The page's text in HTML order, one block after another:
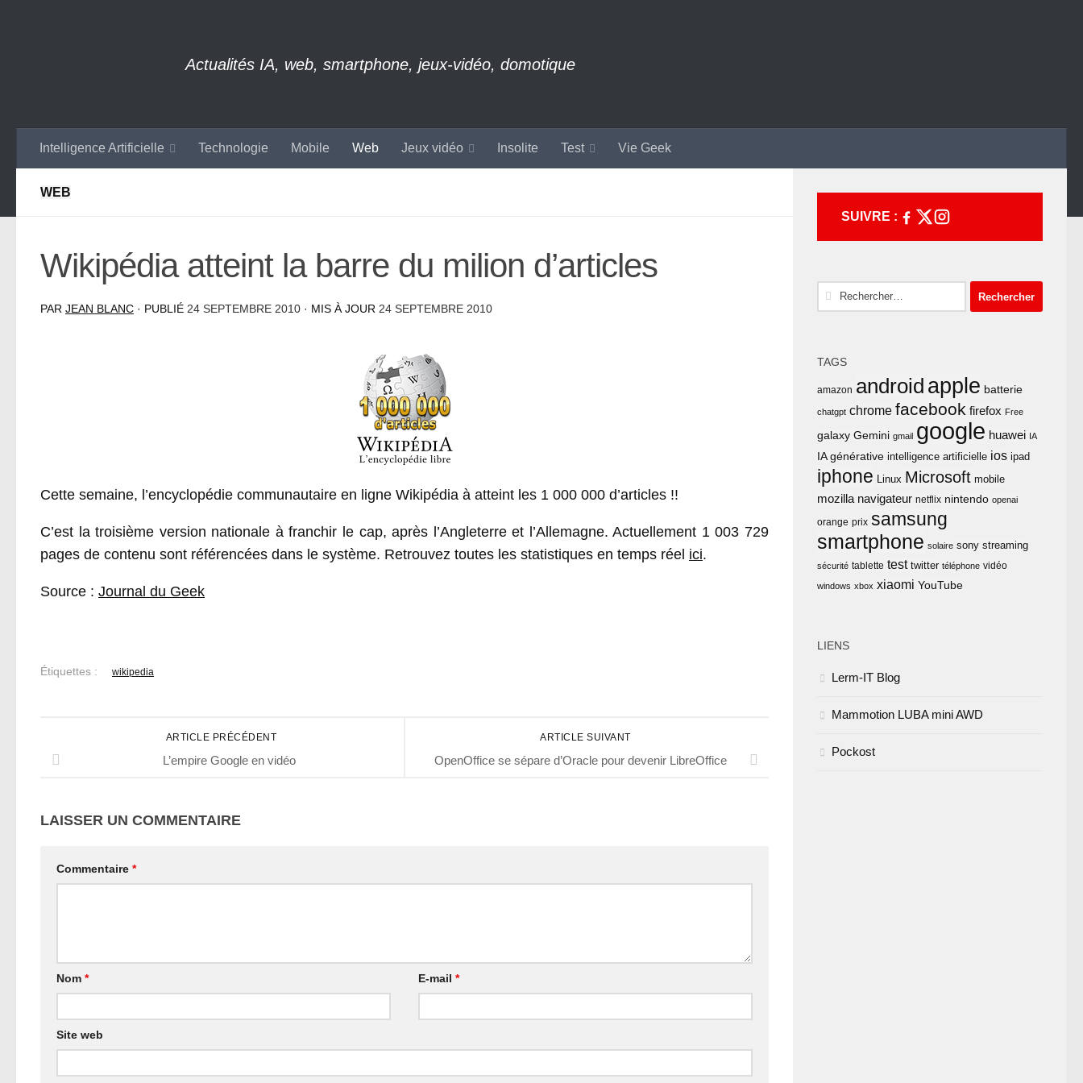
Actualités IA, web, smartphone, jeux-vidéo, domotique
Intelligence Artificielle Technologie Mobile Web Jeux vidéo Insolite Test Vie Geek
WEB
Wikipédia atteint la barre du milion d’articles
PAR JEAN BLANC · PUBLIÉ 24 SEPTEMBRE 2010 · MIS À JOUR 24 SEPTEMBRE 2010
Cette semaine, l’encyclopédie communautaire en ligne Wikipédia à atteint les 1 000 000 d’articles !!
C’est la troisième version nationale à franchir le cap, après l’Angleterre et l’Allemagne. Actuellement 1 003 729
pages de contenu sont référencées dans le système. Retrouvez toutes les statistiques en temps réel ici.
Source : Journal du Geek
Étiquettes : wikipedia
ARTICLE SUIVANT
OpenOffice se sépare d’Oracle pour devenir LibreOffice
ARTICLE PRÉCÉDENT
L’empire Google en vidéo
LAISSER UN COMMENTAIRE
Commentaire *
Nom * E-mail*
Site web
SUIVRE :
Rechercher :
TAGS
amazon android apple batterie
chatgpt chrome facebook firefox Free
galaxy Gemini gmail google huawei IA
IA générative intelligence artificielle ios ipad
iphone Linux Microsoft mobile
mozilla navigateur netflix nintendo openai
orange prix samsung
smartphone solaire sony streaming
sécurité tablette test twitter téléphone vidéo
windows xbox xiaomi YouTube
LIENS
Lerm-IT Blog
Mammotion LUBA mini AWD
Pockost